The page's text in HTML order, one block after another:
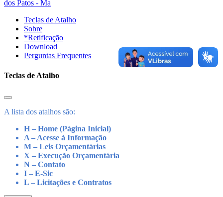
dos Patos - Ma
Teclas de Atalho
Sobre
*Retificação
Download
Perguntas Frequentes
Teclas de Atalho
A lista dos atalhos são:
H – Home (Página Inicial)
A – Acesse à Informação
M – Leis Orçamentárias
X – Execução Orçamentária
N – Contato
I – E-Sic
L – Licitações e Contratos